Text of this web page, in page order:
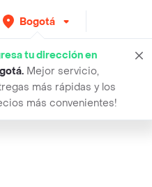
Bogotá
tu dirección en
. Mejor servicio,
más rápidas y los
más convenientes!
de cognos omnilife bebida